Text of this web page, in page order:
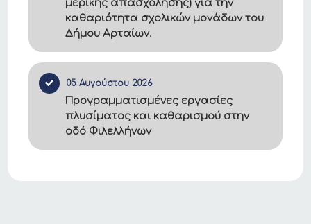
μερικής απασχόλησης) για την
καθαριότητα σχολικών μονάδων του
Δήμου Αρταίων.
05 Αυγούστου 2026
Προγραμματισμένες εργασίες
πλυσίματος και καθαρισμού στην
οδό Φιλελλήνων